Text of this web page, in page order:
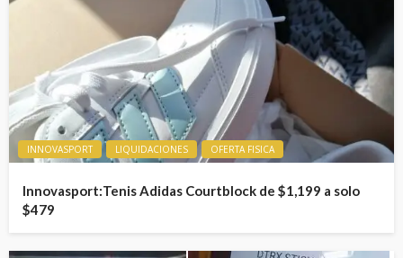
INNOVASPORT LIQUIDACIONES OFERTA FISICA
Innovasport:Tenis Adidas Courtblock de $1,199 a solo
$479